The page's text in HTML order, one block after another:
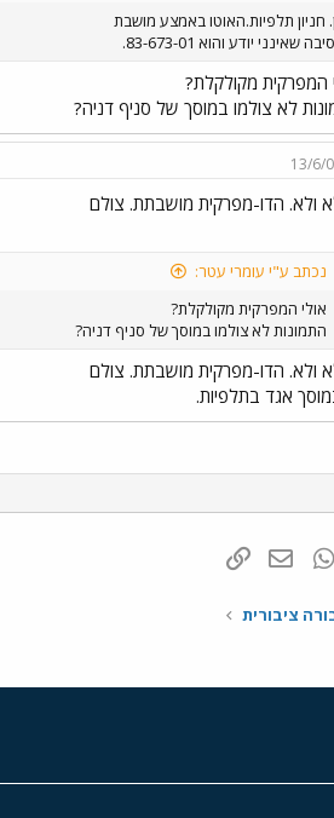
חניון תלפיות.האוטו באמצע מושבת
שאינני יודע והוא 83-673-01.
המפרקית מקולקלת?
לא צולמו במוסך של סניף דניה?
13/6/
ולא. הדו-מפרקית מושבתת. צולם
נכתב ע"י עומרי עטר:
אולי המפרקית מקולקלת?
התמונות לא צולמו במוסך של סניף דניה?
ולא. הדו-מפרקית מושבתת. צולם
אגד בתלפיות.
WhatsAppדואר אלקטרוני
ציבורית